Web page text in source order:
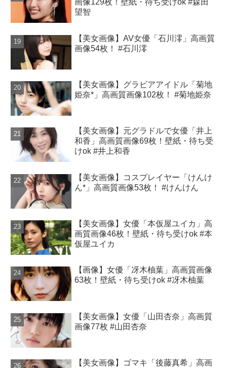
画像129枚！壁紙・待ち受けok #森田
望智
【美女画像】AV女優「石川澪」高画質
画像54枚！ #石川澪
【美女画像】グラビアアイドル「菊地
姫奈*」高画質画像102枚！ #菊地姫奈
【美女画像】元グラドルで女優「井上
和香」高画質画像69枚！壁紙・待ち受
けok #井上和香
【美女画像】コスプレイヤー「けんけ
ん*」高画質画像53枚！ #けんけん
【美女画像】女優「本仮屋ユイカ」高
画質画像46枚！壁紙・待ち受けok #本
仮屋ユイカ
【画像】女優「冴木柚葉」高画質画像
63枚！壁紙・待ち受けok #冴木柚葉
【美女画像】女優「山田杏奈」高画質
画像77枚 #山田杏奈
【美女画像】ゴマキ「後藤真希」高画